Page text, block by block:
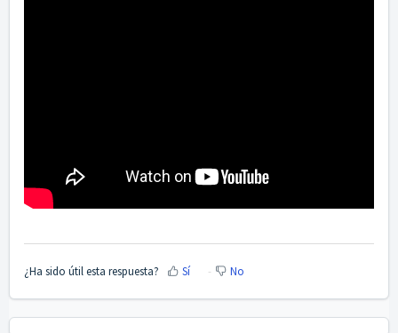
¿Ha sido útil esta respuesta? Sí No